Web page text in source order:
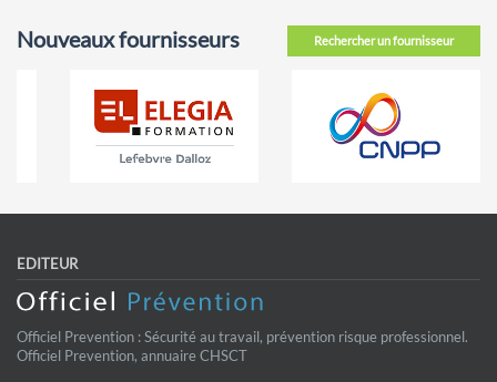
Rechercher un fournisseur
Nouveaux fournisseurs
EDITEUR
Officiel Prevention : Sécurité au travail, prévention risque professionnel.
Officiel Prevention, annuaire CHSCT